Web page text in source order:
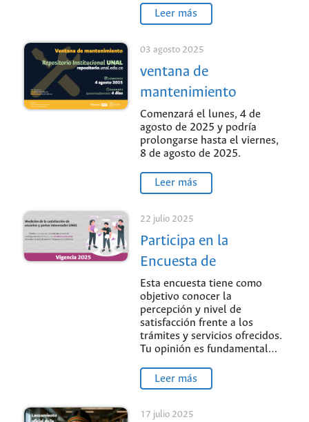
Leer más
03 agosto 2025
ventana de
mantenimiento
Comenzará el lunes, 4 de
agosto de 2025 y podría
prolongarse hasta el viernes,
8 de agosto de 2025.
Leer más
22 julio 2025
Participa en la
Encuesta de
Satisfacción de
Usuarios y Partes
Interesadas UNAL –
Vigencia 2025
Esta encuesta tiene como
objetivo conocer la
percepción y nivel de
satisfacción frente a los
trámites y servicios ofrecidos.
Tu opinión es fundamental…
Leer más
17 julio 2025